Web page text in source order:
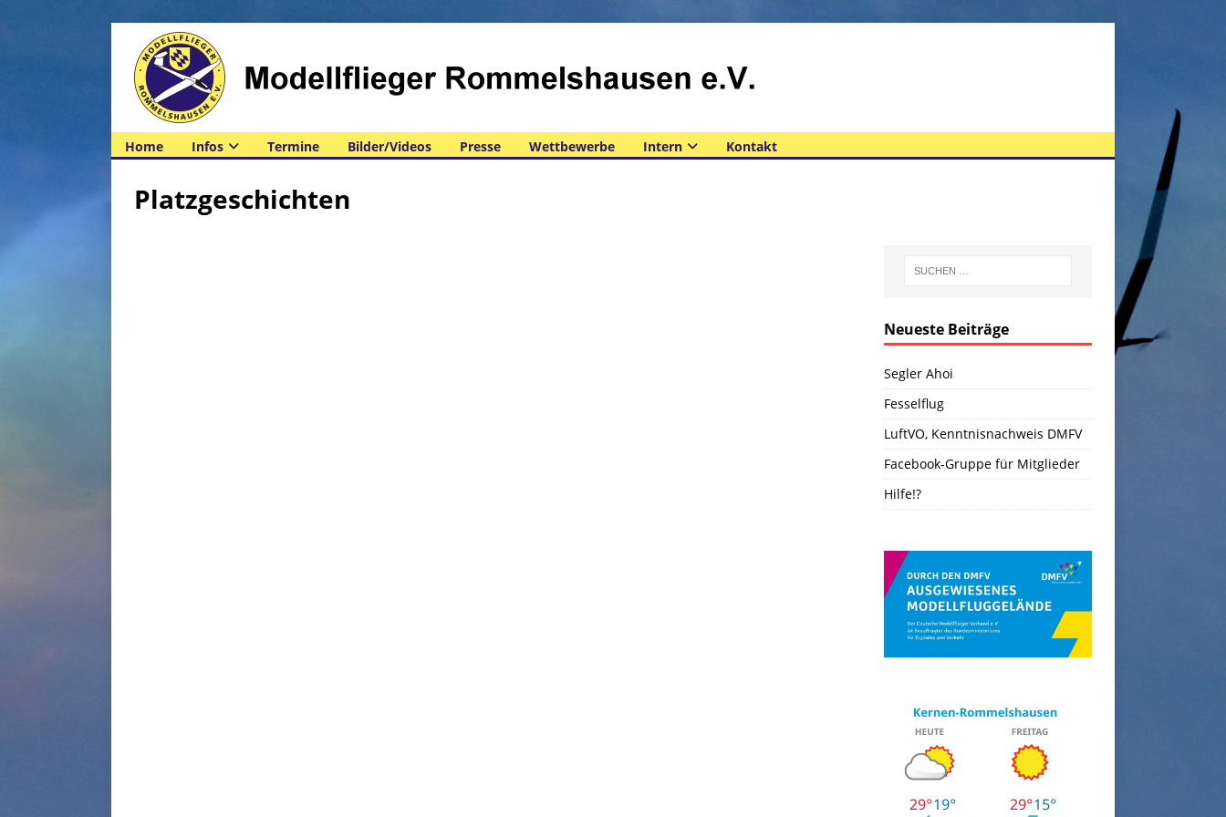
Home Infos Termine Bilder/Videos Presse Wettbewerbe Intern Kontakt
Platzgeschichten
Neueste Beiträge
Segler Ahoi
Fesselflug
LuftVO, Kenntnisnachweis DMFV
Facebook-Gruppe für Mitglieder
Hilfe!?